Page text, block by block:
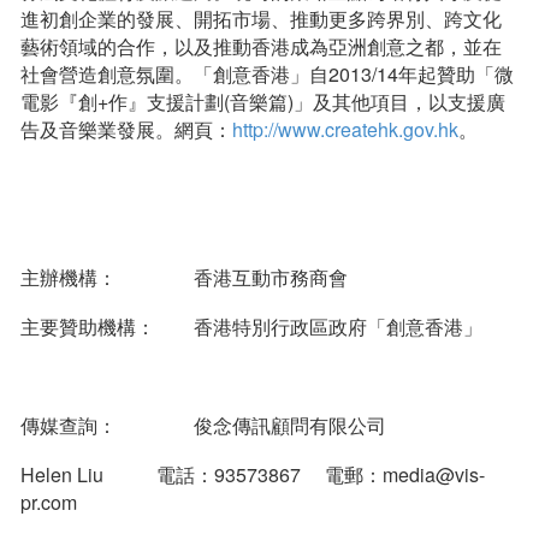
進初創企業的發展、開拓市場、推動更多跨界別、跨文化
藝術領域的合作，以及推動香港成為亞洲創意之都，並在
社會營造創意氛圍。「創意香港」自2013/14年起贊助「微
電影『創+作』支援計劃(音樂篇)」及其他項目，以支援廣
告及音樂業發展。網頁： http://www.createhk.gov.hk。
主辦機構： 香港互動市務商會
主要贊助機構： 香港特別行政區政府「創意香港」
傳媒查詢： 俊念傳訊顧問有限公司
Helen Liu 電話：93573867 電郵：media@vis-
pr.com